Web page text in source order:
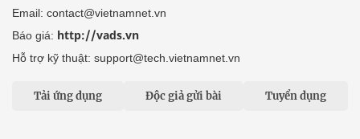
Email: contact@vietnamnet.vn
Báo giá: http://vads.vn
Hỗ trợ kỹ thuật: support@tech.vietnamnet.vn
Tải ứng dụng Độc giả gửi bài Tuyển dụng